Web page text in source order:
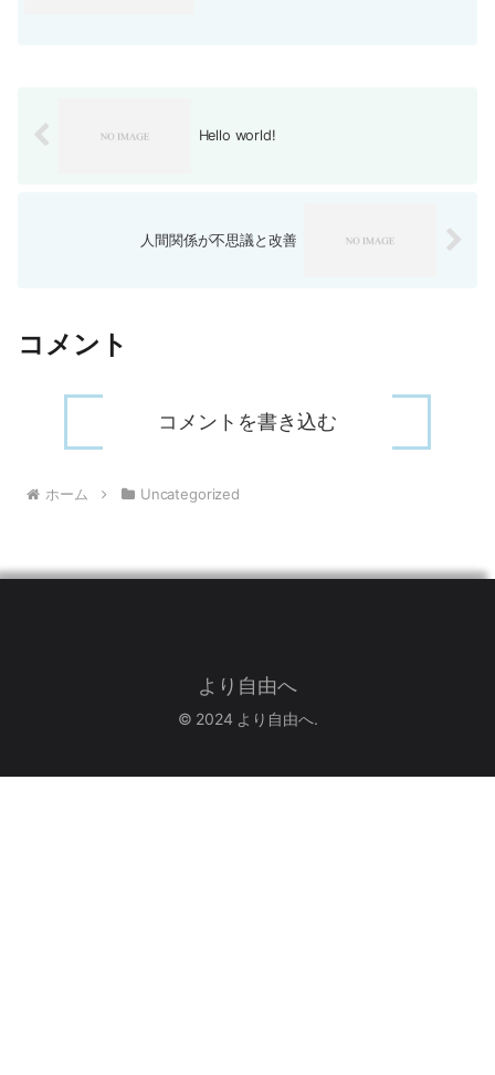
Hello world!
人間関係が不思議と改善
コメント
コメントを書き込む
ホーム Uncategorized
より自由へ
© 2024 より自由へ.